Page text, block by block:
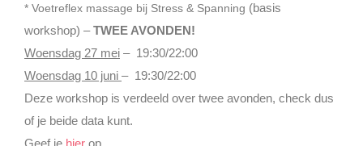
* Voetreflex massage bij Stress & Spanning (basis
workshop) –TWEE AVONDEN!
Woensdag 27 mei – 19:30/22:00
Woensdag 10 juni – 19:30/22:00
Deze workshop is verdeeld over twee avonden, check dus
of je beide data kunt.